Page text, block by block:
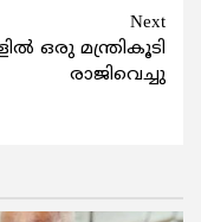
Next
ഒരു മന്ത്രികൂടി
രാജിവെച്ചു